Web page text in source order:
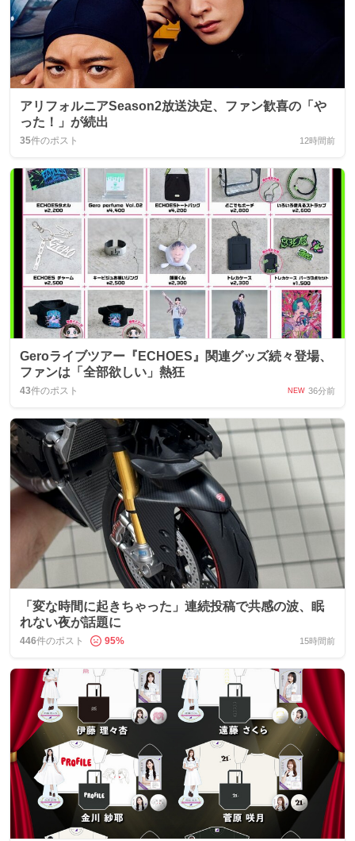
アリフォルニアSeason2放送決定、ファン歓喜の「や
った！」が続出
35件のポスト 12時間前
Geroライブツアー『ECHOES』関連グッズ続々登場、
ファンは「全部欲しい」熱狂
43件のポスト NEW 36分前
「変な時間に起きちゃった」連続投稿で共感の波、眠
れない夜が話題に
446件のポスト 95% 15時間前